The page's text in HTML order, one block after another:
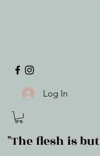
Log In
"The flesh is